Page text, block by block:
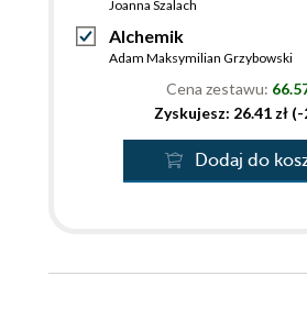
Joanna Szalach
Alchemik
Adam Maksymilian Grzybowski
Cena zestawu:
Zyskujesz: 26.41 zł
Dodaj do